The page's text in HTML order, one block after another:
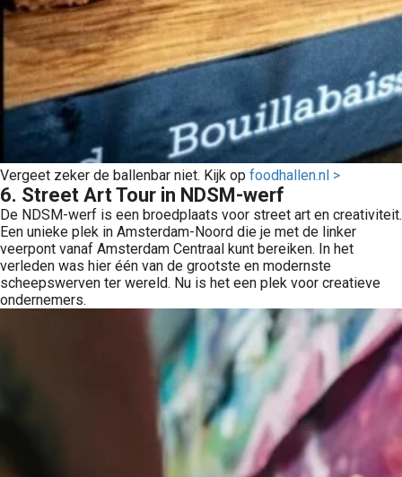
Vergeet zeker de ballenbar niet. Kijk op foodhallen.nl >
6. Street Art Tour in NDSM-werf
De NDSM-werf is een broedplaats voor street art en creativiteit.
Een unieke plek in Amsterdam-Noord die je met de linker
veerpont vanaf Amsterdam Centraal kunt bereiken. In het
verleden was hier één van de grootste en modernste
scheepswerven ter wereld. Nu is het een plek voor creatieve
ondernemers.